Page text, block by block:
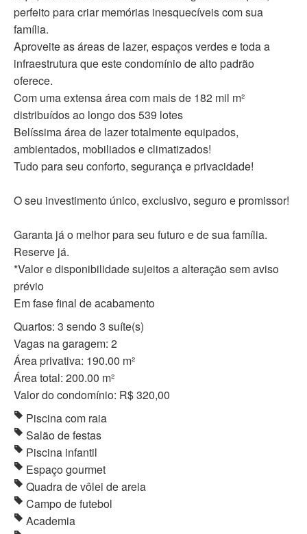
perfeito para criar memórias inesquecíveis com sua
família.
Aproveite as áreas de lazer, espaços verdes e toda a
infraestrutura que este condomínio de alto padrão
oferece.
Com uma extensa área com mais de 182 mil m²
distribuídos ao longo dos 539 lotes
Belíssima área de lazer totalmente equipados,
ambientados, mobiliados e climatizados!
Tudo para seu conforto, segurança e privacidade!
O seu investimento único, exclusivo, seguro e promissor!
Garanta já o melhor para seu futuro e de sua família.
Reserve já.
*Valor e disponibilidade sujeitos a alteração sem aviso
prévio
Em fase final de acabamento
Quartos: 3 sendo 3 suíte(s)
Vagas na garagem: 2
Área privativa: 190.00 m²
Área total: 200.00 m²
Valor do condomínio: R$ 320,00
Piscina com raia
Salão de festas
Piscina infantil
Espaço gourmet
Quadra de vôlei de areia
Campo de futebol
Academia